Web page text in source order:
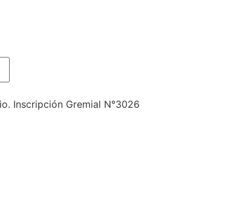
Inscripción Gremial N°3026